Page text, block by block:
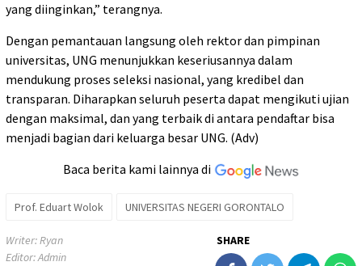
yang diinginkan,” terangnya.
Dengan pemantauan langsung oleh rektor dan pimpinan
universitas, UNG menunjukkan keseriusannya dalam
mendukung proses seleksi nasional, yang kredibel dan
transparan. Diharapkan seluruh peserta dapat mengikuti ujian
dengan maksimal, dan yang terbaik di antara pendaftar bisa
menjadi bagian dari keluarga besar UNG. (Adv)
Baca berita kami lainnya di
Prof. Eduart Wolok UNIVERSITAS NEGERI GORONTALO
Writer: Ryan
Editor: Admin
SHARE